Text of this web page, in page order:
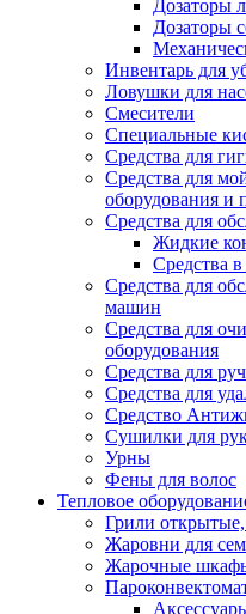
Дозаторы
Дозаторы
Инвентарь для
Ловушки для
Смесители
Специальные
Средства для
Средства для
оборудования и
Средства для
Жидкие
Средства
Средства для
машин
Средства для
оборудования
Средства для
Средства для
Средство
Сушилки для
Урны
Фены для волос
Тепловое
Грили
Жаровни для
Жарочные